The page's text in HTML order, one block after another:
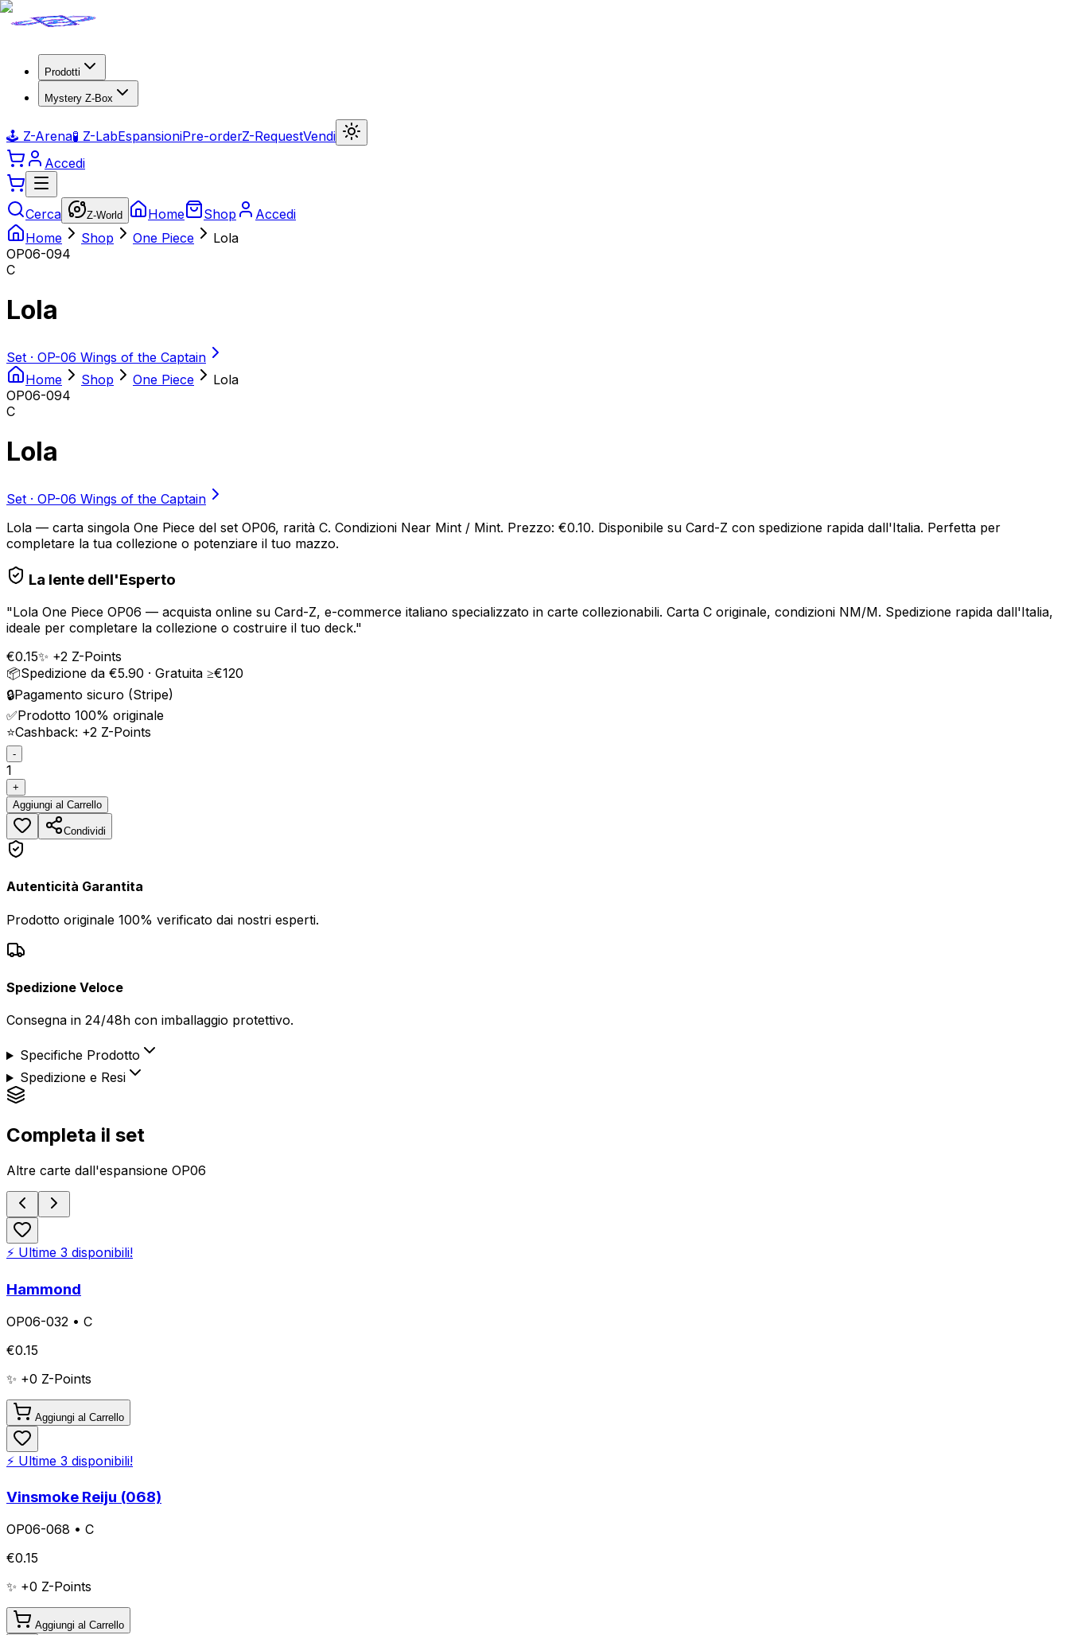
Prodotti
Mystery Z-Box
🕹️ Z-Arena🧪 Z-LabEspansioniPre-orderZ-RequestVendi
Accedi
Cerca Z-World Home Shop
Accedi
Home
Shop One Piece
Lola
OP06-094
C
Lola
Set · OP-06 Wings of the Captain
Home
Shop One Piece
Lola
OP06-094
C
Lola
Set · OP-06 Wings of the Captain
Lola — carta singola One Piece del set OP06, rarità C. Condizioni Near Mint / Mint. Prezzo: €0.10. Disponibile su Card-Z con spedizione rapida dall'Italia. Perfetta per
completare la tua collezione o potenziare il tuo mazzo.
La lente dell'Esperto
"Lola One Piece OP06 — acquista online su Card-Z, e-commerce italiano specializzato in carte collezionabili. Carta C originale, condizioni NM/M. Spedizione rapida dall'Italia,
ideale per completare la collezione o costruire il tuo deck."
€0.15✨ +2 Z-Points
📦Spedizione da €5.90 · Gratuita ≥€120
🔒Pagamento sicuro (Stripe)
✅Prodotto 100% originale
⭐Cashback: +2 Z-Points
-
1
+
Aggiungi al Carrello
Condividi
Autenticità Garantita
Prodotto originale 100% verificato dai nostri esperti.
Spedizione Veloce
Consegna in 24/48h con imballaggio protettivo.
Specifiche Prodotto
Spedizione e Resi
Completa il set
Altre carte dall'espansione OP06
⚡ Ultime 3 disponibili!
Hammond
OP06-032 • C
€0.15
✨ +0 Z-Points
Aggiungi al Carrello
⚡ Ultime 3 disponibili!
Vinsmoke Reiju (068)
OP06-068 • C
€0.15
✨ +0 Z-Points
Aggiungi al Carrello